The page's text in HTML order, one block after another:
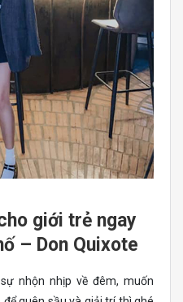
giới trẻ ngay
– Don Quixote
nhộn nhịp về đêm, muốn